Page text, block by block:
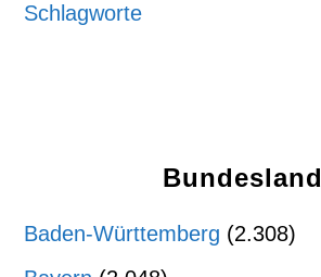
Schlagworte
Bundesland
Baden-Württemberg (2.308)